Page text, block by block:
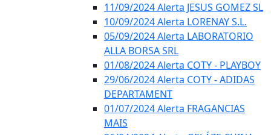
11/09/2024 Alerta JESUS GOMEZ SL
10/09/2024 Alerta LORENAY S.L.
05/09/2024 Alerta LABORATORIO
ALLA BORSA SRL
01/08/2024 Alerta COTY - PLAYBOY
29/06/2024 Alerta COTY - ADIDAS
DEPARTAMENT
01/07/2024 Alerta FRAGANCIAS
MAIS